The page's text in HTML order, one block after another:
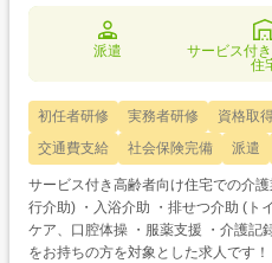
派遣
サービス付
住
初任者研修 実務者研修 資格取
交通費支給
社会保険完備 派遣
サービス付き高齢者向け住宅での介
行介助) ・入浴介助 ・排せつ介助 (ト
ケア、口腔体操 ・服薬支援 ・介護記録 介護職員初任者研修・実務者研
をお持ちの方を対象とした求人です！ 次のようなご希望がある方におすす